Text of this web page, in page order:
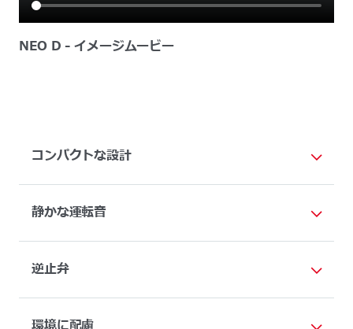
NEO D - イメージムービー
コンパクトな設計
静かな運転音
逆止弁